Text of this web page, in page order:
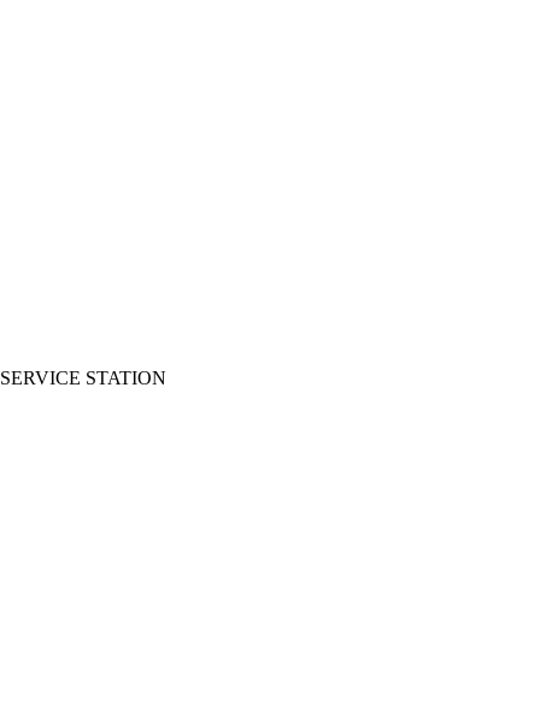
SERVICE STATION